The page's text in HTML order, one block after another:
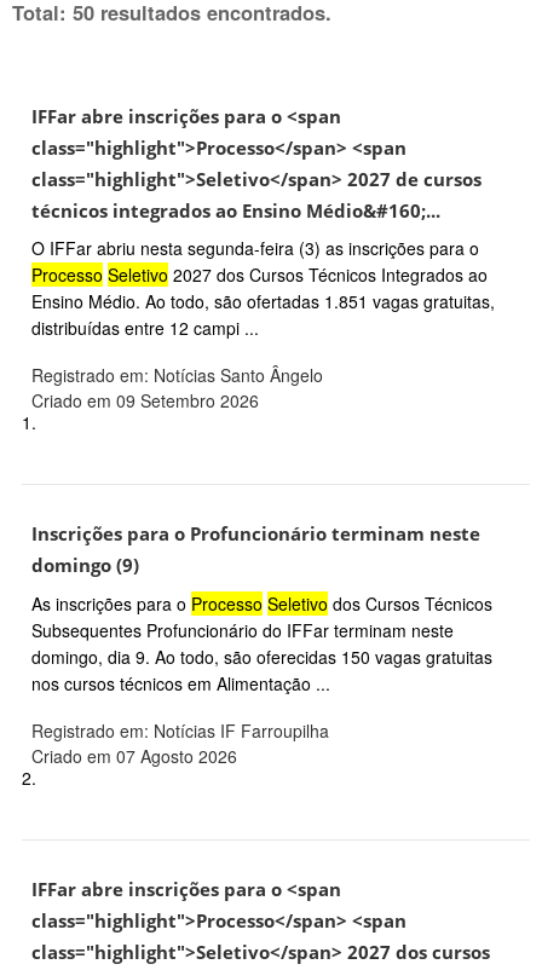
Total: 50 resultados encontrados.
IFFar abre inscrições para o <span
class="highlight">Processo</span> <span
class="highlight">Seletivo</span> 2027 de cursos
técnicos integrados ao Ensino Médio&#160;...
O IFFar abriu nesta segunda-feira (3) as inscrições para o
Processo Seletivo 2027 dos Cursos Técnicos Integrados ao
Ensino Médio. Ao todo, são ofertadas 1.851 vagas gratuitas,
distribuídas entre 12 campi ...
Registrado em: Notícias Santo Ângelo
Criado em 09 Setembro 2026
1.
Inscrições para o Profuncionário terminam neste
domingo (9)
As inscrições para o Processo Seletivo dos Cursos Técnicos
Subsequentes Profuncionário do IFFar terminam neste
domingo, dia 9. Ao todo, são oferecidas 150 vagas gratuitas
nos cursos técnicos em Alimentação ...
Registrado em: Notícias IF Farroupilha
Criado em 07 Agosto 2026
2.
IFFar abre inscrições para o <span
class="highlight">Processo</span> <span
class="highlight">Seletivo</span> 2027 dos cursos